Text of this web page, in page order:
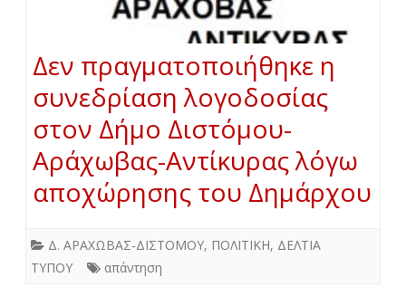
Δεν πραγματοποιήθηκε η
συνεδρίαση λογοδοσίας
στον Δήμο Διστόμου-
Αράχωβας-Αντίκυρας λόγω
αποχώρησης του Δημάρχου
Δ. ΑΡΑΧΩΒΑΣ-ΔΙΣΤΟΜΟΥ, ΠΟΛΙΤΙΚΗ, ΔΕΛΤΙΑ
ΤΥΠΟΥ
απάντηση